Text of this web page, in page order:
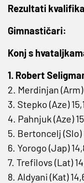
Rezultati
Gimnastičari:
Konj s
1. Robert
2. Merdinjan
3. Stepko (Aze)
4. Pahnjuk (Aze)
5. Bertoncelj (Slo)
6. Yorogo (Jap)
7. Trefilovs (Lat)
8. Aldyani (Kat)